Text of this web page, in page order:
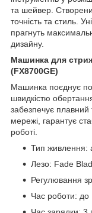
та шейвер.
точність та стиль.
прагнуть
дизайну.
Машинка для
(FX8700GE)
Машинка поєднує
швидкістю
забезпечує плавний
мережі, гарантує
роботі.
Тип живлення:
Лезо: Fade
Регулювання
Час роботи: до